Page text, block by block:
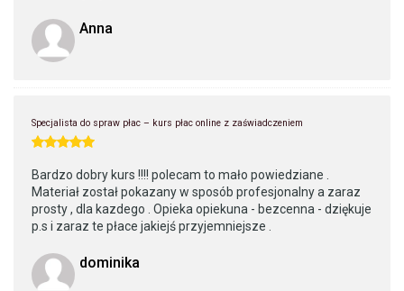
Anna
Specjalista do spraw płac – kurs płac online z zaświadczeniem
Bardzo dobry kurs !!!! polecam to mało powiedziane .
Materiał został pokazany w sposób profesjonalny a zaraz
prosty , dla kazdego . Opieka opiekuna - bezcenna - dziękuje
p.s i zaraz te płace jakiejś przyjemniejsze .
dominika